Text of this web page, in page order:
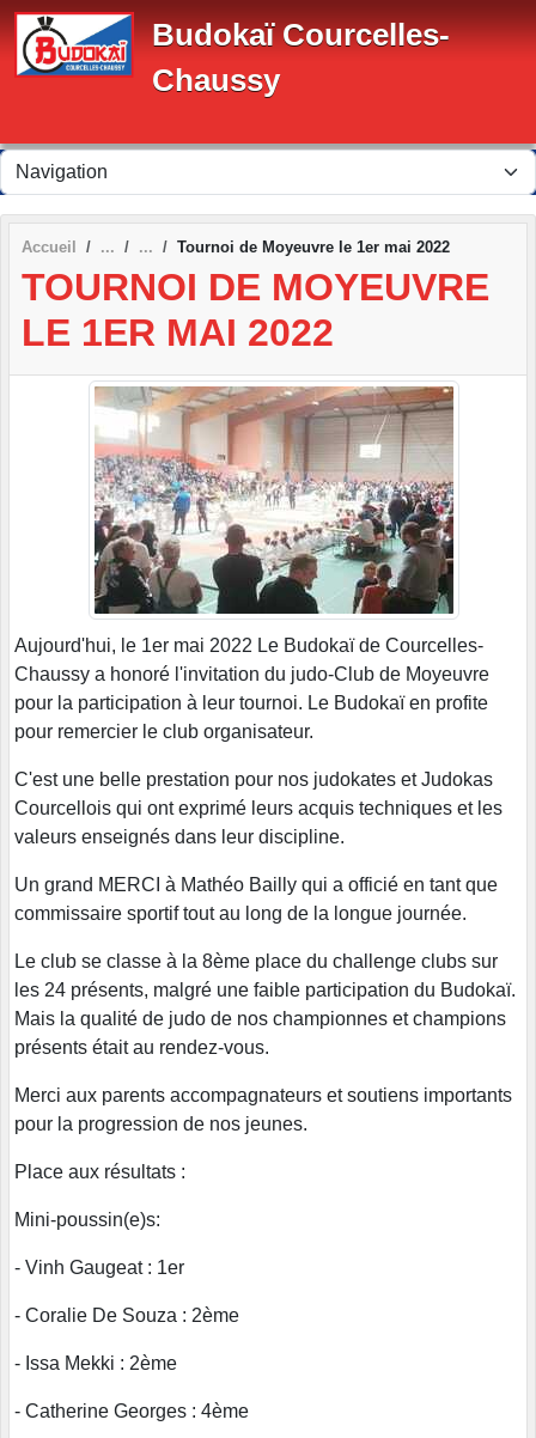
Budokaï Courcelles-
Chaussy
Accueil Tournoi de Moyeuvre le 1er mai 2022
TOURNOI DE MOYEUVRE
LE 1ER MAI 2022
Aujourd'hui, le 1er mai 2022 Le Budokaï de Courcelles-
Chaussy a honoré l'invitation du judo-Club de Moyeuvre
pour la participation à leur tournoi. Le Budokaï en profite
pour remercier le club organisateur.
C'est une belle prestation pour nos judokates et Judokas
Courcellois qui ont exprimé leurs acquis techniques et les
valeurs enseignés dans leur discipline.
Un grand MERCI à Mathéo Bailly qui a officié en tant que
commissaire sportif tout au long de la longue journée.
Le club se classe à la 8ème place du challenge clubs sur
les 24 présents, malgré une faible participation du Budokaï.
Mais la qualité de judo de nos championnes et champions
présents était au rendez-vous.
Merci aux parents accompagnateurs et soutiens importants
pour la progression de nos jeunes.
Place aux résultats :
Mini-poussin(e)s:
- Vinh Gaugeat : 1er
- Coralie De Souza : 2ème
- Issa Mekki : 2ème
- Catherine Georges : 4ème
Panneau de gestion des cookies